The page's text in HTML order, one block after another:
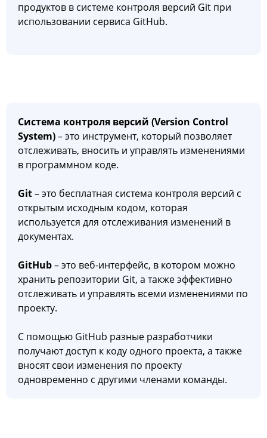
продуктов в системе контроля версий Git при
использовании сервиса GitHub.
Система контроля версий (Version Control
System)– это инструмент, который позволяет
отслеживать, вносить и управлять изменениями
в программном коде.
Git– это бесплатная система контроля версий с
открытым исходным кодом, которая
используется для отслеживания изменений в
документах.
GitHub– это веб-интерфейс, в котором можно
хранить репозитории Git, а также эффективно
отслеживать и управлять всеми изменениями по
проекту.
С помощью GitHub разные разработчики
получают доступ к коду одного проекта, а также
вносят свои изменения по проекту
одновременно с другими членами команды.